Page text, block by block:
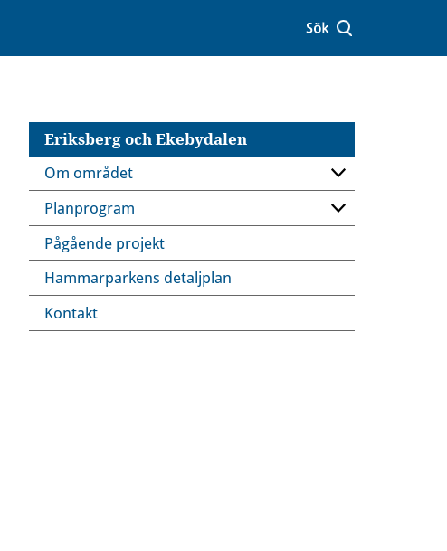
Eriksberg och Ekebydalen
Om området
Planprogram
Pågående projekt
Hammarparkens detaljplan
Kontakt